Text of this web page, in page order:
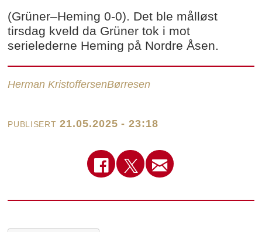
(Grüner–Heming 0-0). Det ble målløst
tirsdag kveld da Grüner tok i mot
serielederne Heming på Nordre Åsen.
Herman KristoffersenBørresen
PUBLISERT 21.05.2025 - 23:18